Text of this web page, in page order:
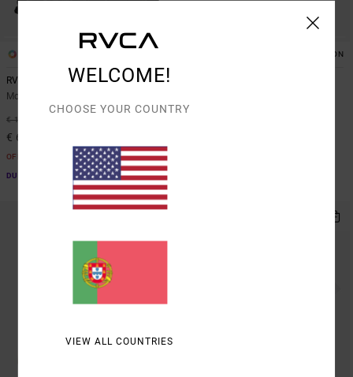
RVCA
Mochila grande Preto Homem
€ 105,00
€ 66,15
OFERTAS
DUPLA PROMO 10% EXTRA
ORGANIC COTTON
Homem
WELCOME!
CHOOSE YOUR COUNTRY
VIEW ALL COUNTRIES